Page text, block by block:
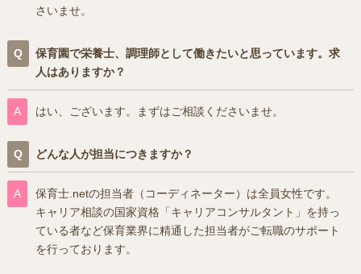
さいませ。
保育園で栄養士、調理師として働きたいと思っています。求
人はありますか？
はい、ございます。まずはご相談くださいませ。
どんな人が担当につきますか？
保育士.netの担当者（コーディネーター）は全員女性です。
キャリア相談の国家資格「キャリアコンサルタント」を持っ
ている者など保育業界に精通した担当者がご転職のサポート
を行っております。